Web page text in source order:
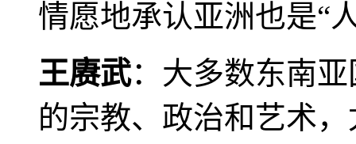
情愿地承认亚洲也是“
王赓武：大多数东南
的宗教、政治和艺术